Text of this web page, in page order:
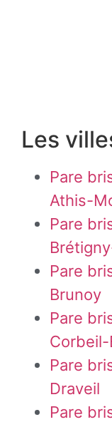
Les
Pare
Athis-
Pare
Pare
Brunoy
Pare
Pare
Draveil
Pare